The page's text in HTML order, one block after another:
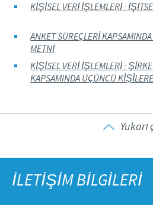
KİŞİSEL VERİ İŞLEMLERİ :
ANKET SÜREÇLERİ
METNİ
KİŞİSEL VERİ İŞLEMLERİ :
KAPSAMINDA ÜÇÜNCÜ
Yukarı
İLETİŞİM BİLGİLERİ